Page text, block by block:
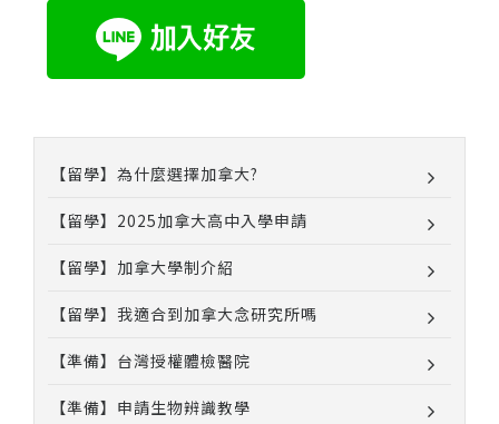
【留學】為什麼選擇加拿大?
【留學】2025加拿大高中入學申請
【留學】加拿大學制介紹
【留學】我適合到加拿大念研究所嗎
【準備】台灣授權體檢醫院
【準備】申請生物辨識教學